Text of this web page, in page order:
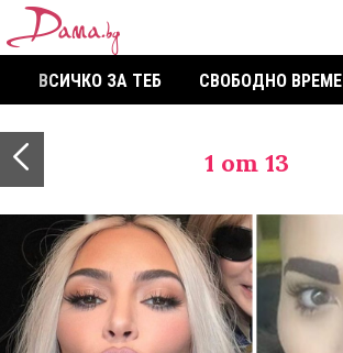
ВСИЧКО ЗА ТЕБ СВОБОДНО ВРЕМЕ
1 от 13